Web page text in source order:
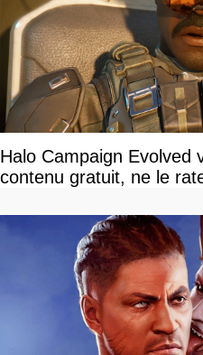
Halo Campaign Evolved
contenu gratuit, ne le